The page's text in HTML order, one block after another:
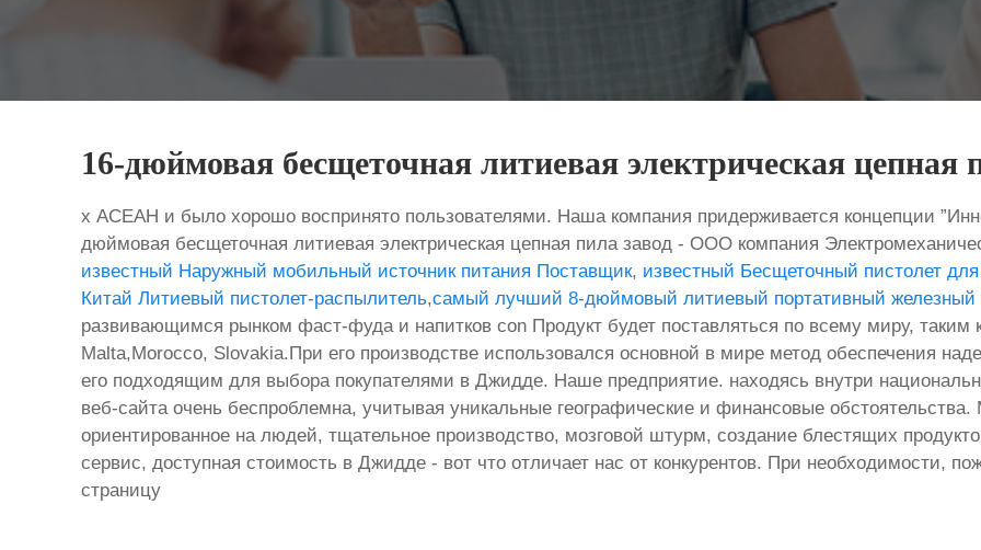
16-дюймовая бесщеточная литиевая электрическая цепная
х АСЕАН и было хорошо воспринято пользователями. Наша компания придерживается концепции
дюймовая бесщеточная литиевая электрическая цепная пила завод - ООО компания
известный Наружный мобильный источник питания Поставщик, известный Бесщеточный пистолет
Китай Литиевый пистолет-распылитель,самый лучший 8-дюймовый литиевый портативный железный
развивающимся рынком фаст-фуда и напитков con Продукт будет поставляться по всему миру, таким
Malta,Morocco, Slovakia.При его производстве использовался основной в мире метод обеспечения
его подходящим для выбора покупателями в Джидде. Наше предприятие. находясь внутри
веб-сайта очень беспроблемна, учитывая уникальные географические и финансовые
ориентированное на людей, тщательное производство, мозговой штурм, создание блестящих
сервис, доступная стоимость в Джидде - вот что отличает нас от конкурентов. При необходимости,
страницу